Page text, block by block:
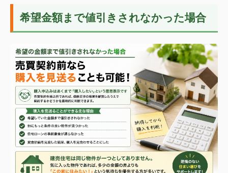
希望金額まで値引きされなかった場合